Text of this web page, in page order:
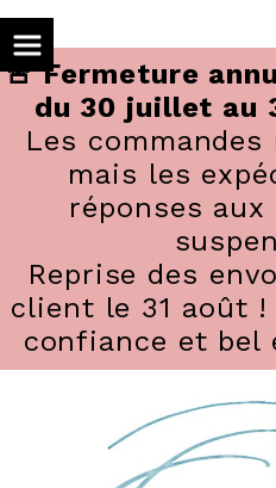
🚨 Fermeture
du 30 juillet au
Les
mais les
réponses
Reprise des
client le 31 août
confiance et bel